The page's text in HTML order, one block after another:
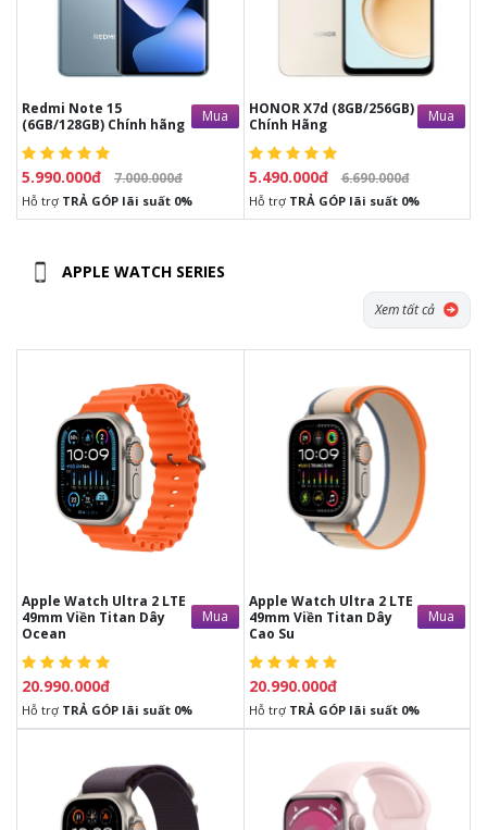
Redmi Note 15
(6GB/128GB) Chính hãng
Mua
5.990.000đ 7.000.000đ
Hỗ trợ TRẢ GÓP lãi suất 0%
có lỗi phần cứng từ nhà sản xuất
Bảo hành 12 thángchính hãng
tại trung bảo hành Chính hãng
HONOR X7d (8GB/256GB)
Chính Hãng
Mua
5.490.000đ 6.690.000đ
Hỗ trợ TRẢ GÓP lãi suất 0%
có lỗi phần cứng từ nhà sản xuất
Bảo hành 12 thángchính hãng
tại trung bảo hành Chính hãng
APPLE WATCH SERIES
Xem tất cả
Apple Watch Ultra 2 LTE
49mm Viền Titan Dây
Ocean
Mua
20.990.000đ
Hỗ trợ TRẢ GÓP lãi suất 0%
20.990.000đ
Apple Watch Ultra 2 LTE
49mm Viền Titan Dây
Cao Su
Mua
20.990.000đ
Hỗ trợ TRẢ GÓP lãi suất 0%
20.990.000đ
20.990.000đ
10.990.000đ